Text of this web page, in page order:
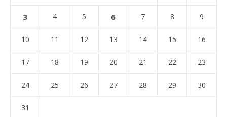
3 4 5 6 7 8 9
10 11 12 13 14 15 16
17 18 19 20 21 22 23
24 25 26 27 28 29 30
31